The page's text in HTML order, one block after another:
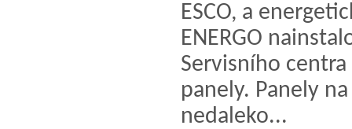
ESCO, a
ENERGO
Servisního
panely. Panely
nedaleko...